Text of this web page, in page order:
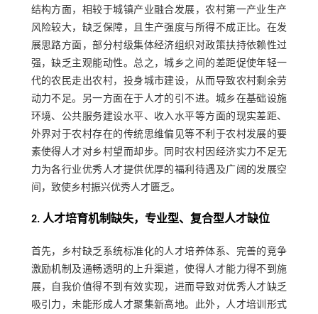
结构方面，相较于城镇产业融合发展，农村第一产业生产
风险较大，缺乏保障，且生产强度与所得不成正比。在发
展思路方面，部分村级集体经济组织对政策扶持依赖性过
强，缺乏主观能动性。总之，城乡之间的差距促使年轻一
代的农民走出农村，投身城市建设，从而导致农村剩余劳
动力不足。另一方面在于人才的引不进。城乡在基础设施
环境、公共服务建设水平、收入水平等方面的现实差距、
外界对于农村存在的传统思维偏见等不利于农村发展的要
素使得人才对乡村望而却步。同时农村因经济实力不足无
力为各行业优秀人才提供优厚的福利待遇及广阔的发展空
间，致使乡村振兴优秀人才匮乏。
2. 人才培育机制缺失，专业型、复合型人才缺位
首先，乡村缺乏系统标准化的人才培养体系、完善的竞争
激励机制及通畅透明的上升渠道，使得人才能力得不到施
展，自我价值得不到有效实现，进而导致对优秀人才缺乏
吸引力，未能形成人才聚集新高地。此外，人才培训形式